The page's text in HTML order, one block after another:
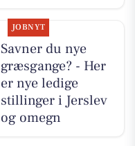
JOBNYT
Savner du nye
græsgange? - Her
er nye ledige
stillinger i Jerslev
og omegn